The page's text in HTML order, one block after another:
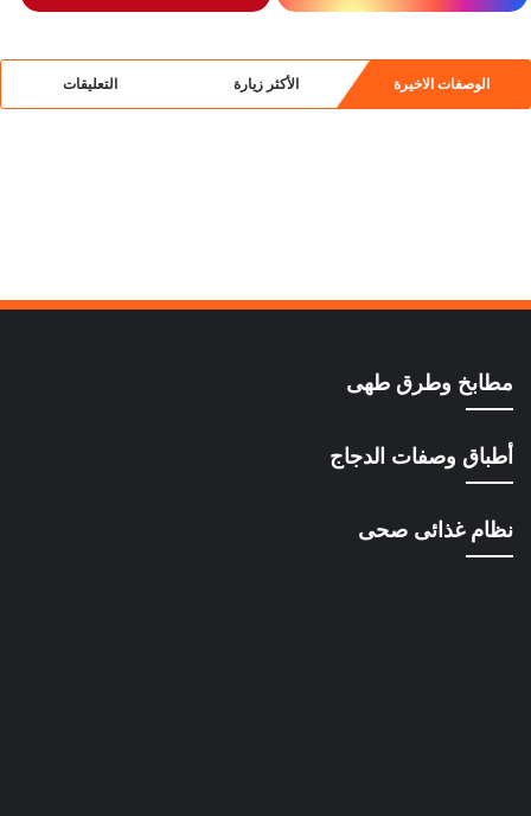
الوصفات الاخيرة الأكثر زيارة التعليقات
مطابخ وطرق طهى
أطباق وصفات الدجاج
نظام غذائى صحى